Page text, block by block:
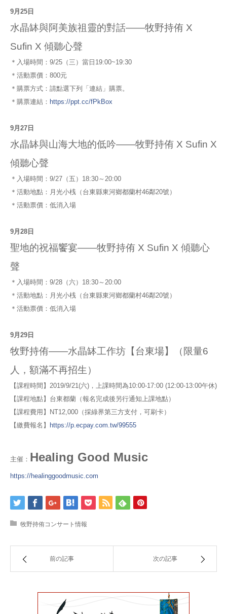
9月25日
水晶缽與阿美族祖靈的對話——牧野持侑 X
Sufin X 傾聽心聲
＊入場時間：9/25（三）當日19:00~19:30
＊活動票價：800元
＊購票方式：請點選下列「連結」購票。
＊購票連結： https://ppt.cc/fPkBox
9月27日
水晶缽與山海大地的低吟——牧野持侑 X Sufin X
傾聽心聲
＊入場時間：9/27（五）18:30～20:00
＊活動地點：月光小桟（台東縣東河鄉都蘭村46鄰20號）
＊活動票價：低消入場
9月28日
聖地的祝福饗宴——牧野持侑 X Sufin X 傾聽心
聲
＊入場時間：9/28（六）18:30～20:00
＊活動地點：月光小桟（台東縣東河鄉都蘭村46鄰20號）
＊活動票價：低消入場
9月29日
牧野持侑——水晶缽工作坊【台東場】（限量6
人，額滿不再招生）
【課程時間】2019/9/21(六)，上課時間為10:00-17:00 (12:00-13:00午休)
【課程地點】台東都蘭（報名完成後另行通知上課地點）
【課程費用】NT12,000（採綠界第三方支付，可刷卡）
【繳費報名】 https://p.ecpay.com.tw/99555
主催： Healing Good Music
https://healinggoodmusic.com
牧野持侑コンサート情報
前の記事 次の記事